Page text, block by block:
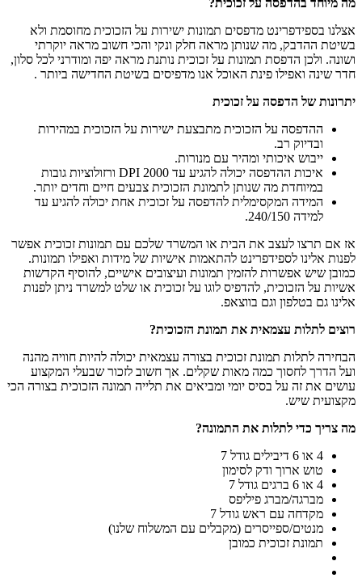
אצלנו בספידפרינט מדפסים תמונות ישירות על הזכוכית מחוסמת ולא
בשיטת ההדבק, מה שנותן מראה חלק ונקי והכי חשוב מראה יוקרתי
ושונה. ולכן הדפסת תמונות על זכוכית נותנת מראה יפה ומודרני לכל סלון,
חדר שינה ואפילו פינת האוכל אנו מדפיסים בשיטת החדישה ביותר .
יתרונות של הדפסה על זכוכית
ההדפסה על הזכוכית מתבצעת ישירות על הזכוכית במהירות
ובדיוק רב.
ייבוש איכותי ומהיר עם מנורות.
איכות ההדפסה יכולה להגיע עד 2000 DPI ורזולוציות גובות
במיוחדת מה שנותן לתמונת הזכוכית צבעים חיים וחדים יותר.
המידה המקסימלית להדפסה על זכוכית אחת יכולה להגיע עד
למידה 240/150.
אז אם תרצו לעצב את הבית או המשרד שלכם עם תמונות זכוכית אפשר
לפנות אלינו לספידפרינט להתאמות אישיות של מידות ואפילו תמונות.
כמובן שיש אפשרות להזמין תמונות ועיצובים אישיים, להוסיף הקדשות
אשיות על הזכוכית, להדפיס לוגו על זכוכית או שלט למשרד ניתן לפנות
אלינו גם בטלפון וגם בווצאפ.
רוצים לתלות עצמאית את תמונת הזכוכית?
הבחירה לתלות תמונת זכוכית בצורה עצמאית יכולה להיות חוויה מהנה
ועל הדרך לחסוך כמה מאות שקלים. אך חשוב לזכור שבעלי המקצוע
עושים את זה על בסיס יומי ומביאים את תלייה תמונה הזכוכית בצורה הכי
מקצועית שיש.
מה צריך כדי לתלות את התמונה?
4 או 6 דיבילים גודל 7
טוש ארוך ודק לסימון
4 או 6 ברגים גודל 7
מברגה/מברג פיליפס
מקדחה עם ראש גודל 7
מנטים/ספייסרים (מקבלים עם המשלוח שלנו)
תמונת זכוכית כמובן